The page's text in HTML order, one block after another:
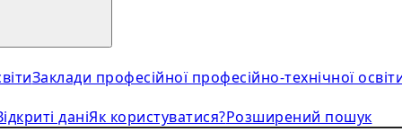
Заклади професійної професійно-технічної
даніЯк користуватися?Розширений пошук